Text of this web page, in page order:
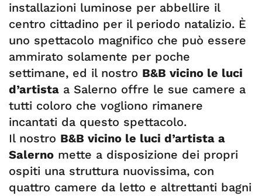
installazioni luminose per abbellire il
centro cittadino per il periodo natalizio. È
uno spettacolo magnifico che può essere
ammirato solamente per poche
settimane, ed il nostro B&B vicino le luci
d’artista a Salerno offre le sue camere a
tutti coloro che vogliono rimanere
incantati da questo spettacolo.
Il nostro B&B vicino le luci d’artista a
Salerno mette a disposizione dei propri
ospiti una struttura nuovissima, con
quattro camere da letto e altrettanti bagni